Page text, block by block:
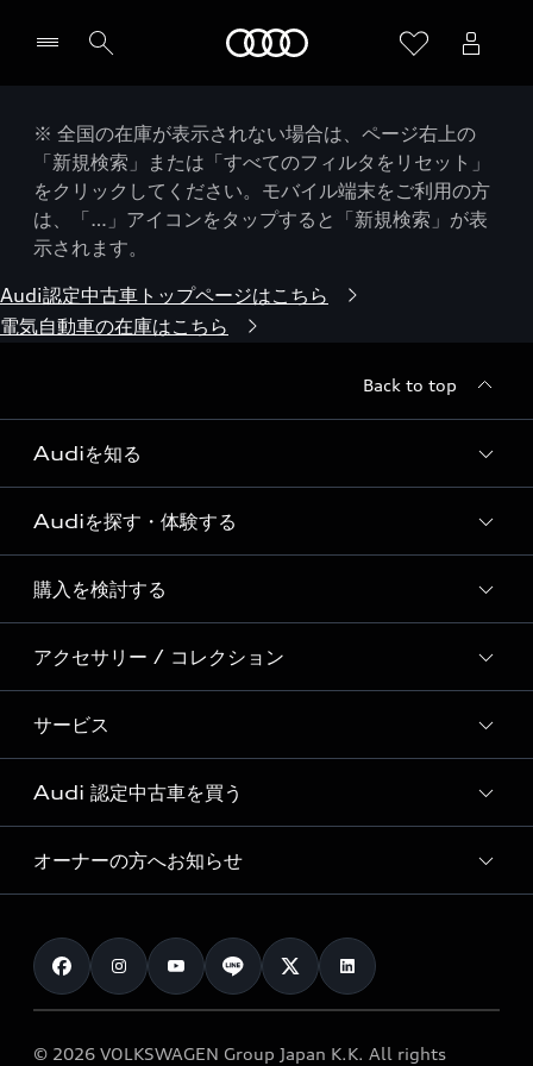
※ 全国の在庫が表示されない場合は、ページ右上の
「新規検索」または「すべてのフィルタをリセット」
をクリックしてください。モバイル端末をご利用の方
は、「…」アイコンをタップすると「新規検索」が表
示されます。
Audi認定中古車トップページはこちら
電気自動車の在庫はこちら
Back to top
Audiを知る
Audi ブランド
Story of Progress
Audi Sport
Formula 1®
デジタルサービス
Audiを探す・体験する
ディーラー検索
新車在庫検索
試乗車・展示車検索
見積り依頼
試乗予約
購入を検討する
モデル一覧
特別仕様モデル / 限定モデル
e-tronラインアップ
価格シミュレーション
車両比較
カタログ一覧
アクセサリー / コレクション
純正アクセサリー
オンラインショップ
Audi collection
アウディナビアプリ
サービス
サービス入庫予約
サービスプログラム
メンテナンス
車検 / 定期点検
e-tronアフターサポート
Audi 認定中古車を買う
Audi認定中古車
クオリティ
保証
メンテナンス
オーナーの方へお知らせ
お知らせ
オーナー様向けキャンペーン
© 2026 VOLKSWAGEN Group Japan K.K. All rights